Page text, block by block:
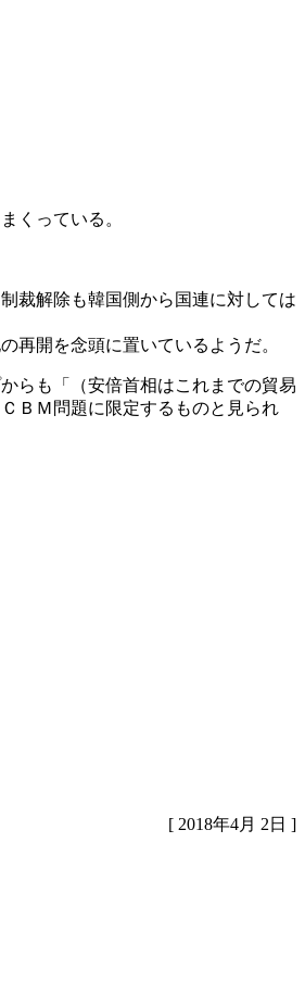
くっている。
裁解除も韓国側から国連に対しては
再開を念頭に置いているようだ。
らも「（安倍首相はこれまでの貿易
ＢＭ問題に限定するものと見られ
[ 2018年4月 2日 ]